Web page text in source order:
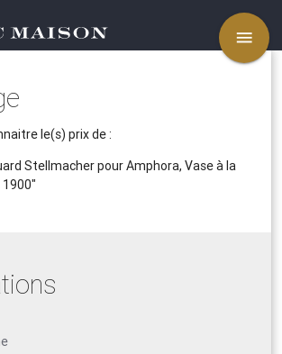
menu
le(s) prix de :
Stellmacher pour Amphora, Vase à la